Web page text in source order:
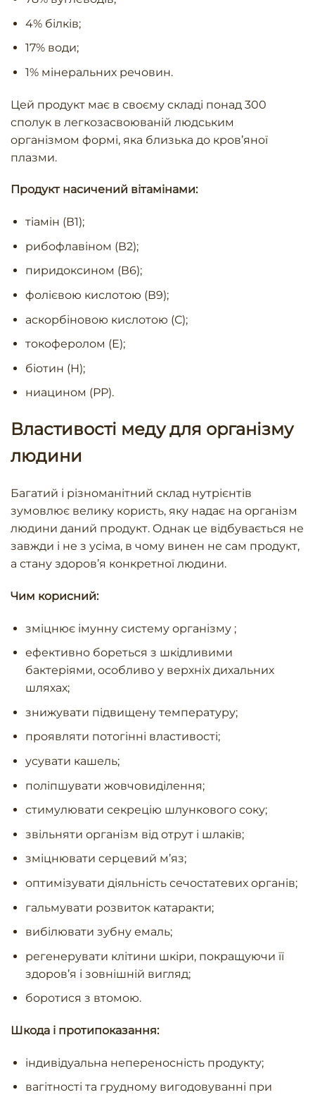
4% білків;
17% води;
1% мінеральних речовин.
Цей продукт має в своєму складі понад 300
сполук в легкозасвоюваній людським
організмом формі, яка близька до кров’яної
плазми.
Продукт насичений вітамінами:
тіамін (В1);
рибофлавіном (В2);
пиридоксином (В6);
фолієвою кислотою (В9);
аскорбіновою кислотою (С);
токоферолом (Е);
біотин (Н);
ниацином (РР).
Властивості меду для організму
людини
Багатий і різноманітний склад нутрієнтів
зумовлює велику користь, яку надає на організм
людини даний продукт. Однак це відбувається не
завжди і не з усіма, в чому винен не сам продукт,
а стану здоров’я конкретної людини.
Чим корисний:
зміцнює імунну систему організму ;
ефективно бореться з шкідливими
бактеріями, особливо у верхніх дихальних
шляхах;
знижувати підвищену температуру;
проявляти потогінні властивості;
усувати кашель;
поліпшувати жовчовиділення;
стимулювати секрецію шлункового соку;
звільняти організм від отрут і шлаків;
зміцнювати серцевий м’яз;
оптимізувати діяльність сечостатевих органів;
гальмувати розвиток катаракти;
вибілювати зубну емаль;
регенерувати клітини шкіри, покращуючи її
здоров’я і зовнішній вигляд;
боротися з втомою.
Шкода і протипоказання:
індивідуальна непереносність продукту;
вагітності та грудному вигодовуванні при